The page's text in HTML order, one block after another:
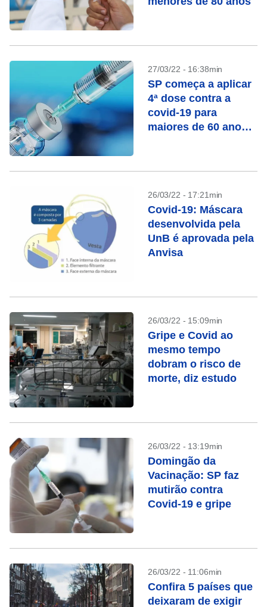
27/03/22 - 16:38min
SP começa a aplicar
4ª dose contra a
covid-19 para
maiores de 60 anos
26/03/22 - 17:21min
Covid-19: Máscara
desenvolvida pela
UnB é aprovada pela
Anvisa
26/03/22 - 15:09min
Gripe e Covid ao
mesmo tempo
dobram o risco de
morte, diz estudo
26/03/22 - 13:19min
Domingão da
Vacinação: SP faz
mutirão contra
Covid-19 e gripe
26/03/22 - 11:06min
Confira 5 países que
deixaram de exigir